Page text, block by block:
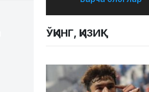
ЎҚИНГ, ҚИЗИҚ!